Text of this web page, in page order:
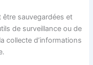
être sauvegardées et
de surveillance ou de
collecte d’informations